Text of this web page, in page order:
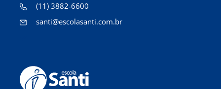
(11) 3882-6600
santi@escolasanti.com.br